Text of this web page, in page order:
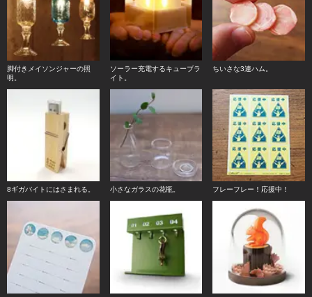
脚付きメイソンジャーの照
明。
ソーラー充電するキューブラ
イト。
ちいさな3連ハム。
8ギガバイトにはさまれる。 小さなガラスの花瓶。 フレーフレー！応援中！